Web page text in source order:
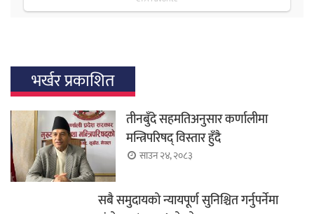
भर्खर प्रकाशित
तीनबुँदे सहमतिअनुसार कर्णालीमा
मन्त्रिपरिषद् विस्तार हुँदै
साउन २४, २०८३
सबै समुदायको न्यायपूर्ण सुनिश्चित गर्नुपर्नेमा